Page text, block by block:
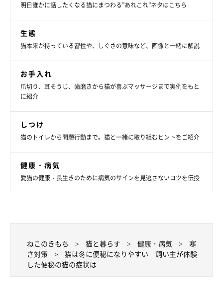
明日誰かに話したくなる猫にまつわる”あれこれ”ネタはこちら
生態
猫本来が持っている習性や、しぐさの意味など、画像と一緒に解説
お手入れ
爪切り、耳そうじ、歯磨きから猫が喜ぶマッサージまで実例をもと
に紹介
しつけ
猫のトイレから問題行動まで。猫と一緒に取り組むヒントをご紹介
健康・病気
愛猫の健康・長生きのために病気のサインを見逃さないコツを伝授
ねこのきもち 猫と暮らす 健康・病気
寒
さ対策
猫は冬に便秘になりやすい 飼い主が体験
した便秘の猫の症状は